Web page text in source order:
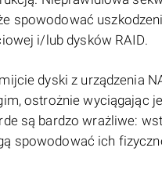
spowodować
i/lub dysków RAID.
dyski z urządzenia
ostrożnie wyciągając
są bardzo wrażliwe:
spowodować ich